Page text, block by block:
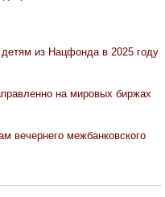
из Нацфонда в 2025 году
на мировых биржах
вечернего межбанковского